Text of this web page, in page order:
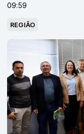
09:59
REGIÃO